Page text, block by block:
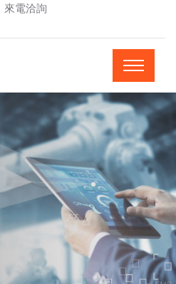
來電洽詢